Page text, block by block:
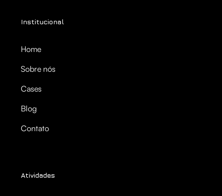
Institucional
Home
Sobre nós
Cases
Blog
Contato
Atividades